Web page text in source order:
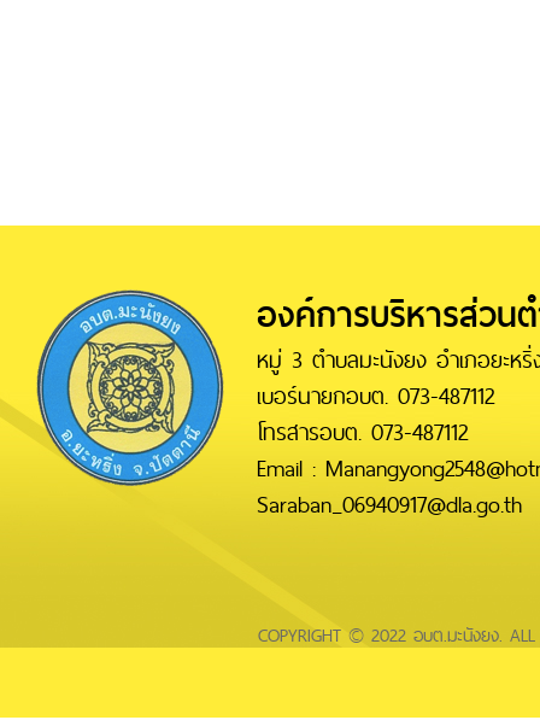
องค์การบริหารส่วน
หมู่ 3 ตำบลมะนังยง อำเภอยะห
เบอร์นายกอบต. 073-487112
โทรสารอบต. 073-487112
Email :
Saraban_06940917@dla.go.th
COPYRIGHT © 2022 อบต.มะนังยง. ALL